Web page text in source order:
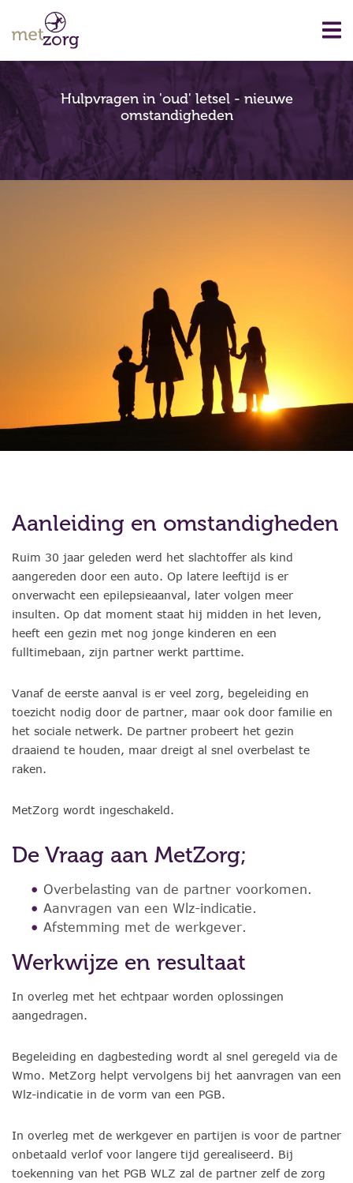
Hulpvragen in 'oud' letsel - nieuwe
omstandigheden
Aanleiding en omstandigheden
Ruim 30 jaar geleden werd het slachtoffer als kind
aangereden door een auto. Op latere leeftijd is er
onverwacht een epilepsieaanval, later volgen meer
insulten. Op dat moment staat hij midden in het leven,
heeft een gezin met nog jonge kinderen en een
fulltimebaan, zijn partner werkt parttime.
Vanaf de eerste aanval is er veel zorg, begeleiding en
toezicht nodig door de partner, maar ook door familie en
het sociale netwerk. De partner probeert het gezin
draaiend te houden, maar dreigt al snel overbelast te
raken.
MetZorg wordt ingeschakeld.
De Vraag aan MetZorg;
Overbelasting van de partner voorkomen.
Aanvragen van een Wlz-indicatie.
Afstemming met de werkgever.
Werkwijze en resultaat
In overleg met het echtpaar worden oplossingen
aangedragen.
Begeleiding en dagbesteding wordt al snel geregeld via de
Wmo. MetZorg helpt vervolgens bij het aanvragen van een
Wlz-indicatie in de vorm van een PGB.
In overleg met de werkgever en partijen is voor de partner
onbetaald verlof voor langere tijd gerealiseerd. Bij
toekenning van het PGB WLZ zal de partner zelf de zorg